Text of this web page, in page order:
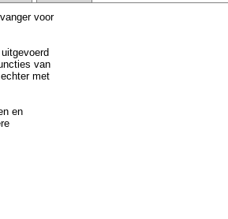
voor
van
met
en